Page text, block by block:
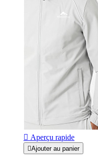
 Aperçu rapide
Ajouter au panier